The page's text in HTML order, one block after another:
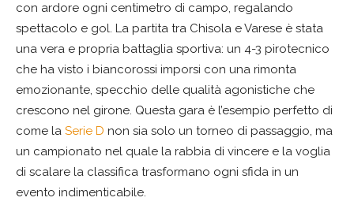
con ardore ogni centimetro di campo, regalando
spettacolo e gol. La partita tra Chisola e Varese è stata
una vera e propria battaglia sportiva: un 4-3 pirotecnico
che ha visto i biancorossi imporsi con una rimonta
emozionante, specchio delle qualità agonistiche che
crescono nel girone. Questa gara è l’esempio perfetto di
come la Serie D non sia solo un torneo di passaggio, ma
un campionato nel quale la rabbia di vincere e la voglia
di scalare la classifica trasformano ogni sfida in un
evento indimenticabile.